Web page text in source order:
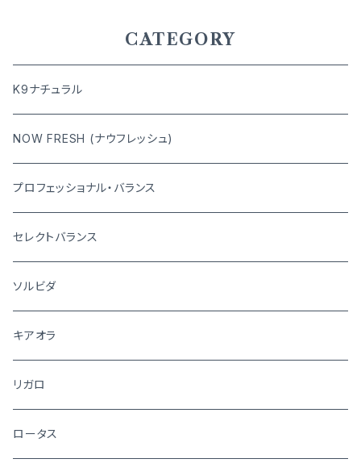
CATEGORY
K9ナチュラル
NOW FRESH (ナウフレッシュ)
プロフェッショナル・バランス
セレクトバランス
ソルビダ
キアオラ
リガロ
ロータス